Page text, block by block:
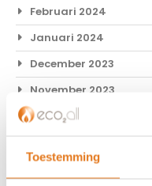
Toestemming
Februari 2024
Januari 2024
December 2023
November 2023
September 2023
Oktober 2022